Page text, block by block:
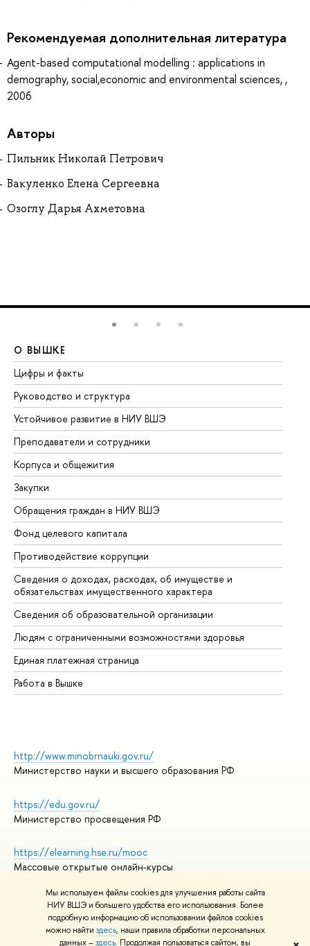
Мы используем файлы cookies для улучшения работы сайта
НИУ ВШЭ и большего удобства его использования. Более
подробную информацию об использовании файлов cookies
можно найти здесь, наши правила обработки персональных
данных –здесь. Продолжая пользоваться сайтом, вы
Рекомендуемая дополнительная литература
Agent-based computational modelling : applications in
demography, social,economic and environmental sciences, ,
2006
Авторы
Пильник Николай Петрович
Вакуленко Елена Сергеевна
Озоглу Дарья Ахметовна
О ВЫШКЕ
Цифры и факты
Руководство и структура
Устойчивое развитие в НИУ ВШЭ
Преподаватели и сотрудники
Корпуса и общежития
Закупки
Обращения граждан в НИУ ВШЭ
Фонд целевого капитала
Противодействие коррупции
Сведения о доходах, расходах, об имуществе и
обязательствах имущественного характера
Сведения об образовательной организации
Людям с ограниченными возможностями здоровья
Единая платежная страница
Работа в Вышке
http://www.minobrnauki.gov.ru/
Министерство науки и высшего образования РФ
https://edu.gov.ru/
Министерство просвещения РФ
https://elearning.hse.ru/mooc
Массовые открытые онлайн-курсы
© НИУ ВШЭ 1993–2026
Адреса и контакты
Условия использования материалов